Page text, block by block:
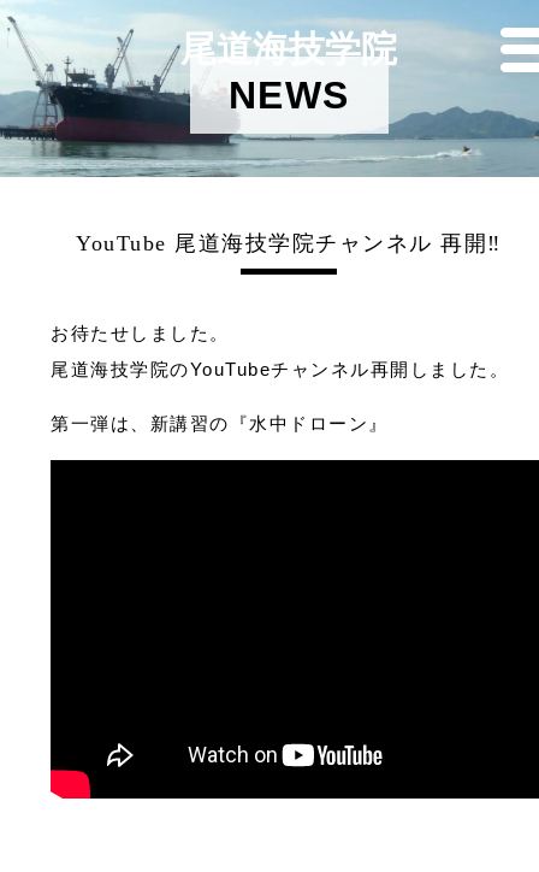
NEWS
YouTube 尾道海技学院チャンネル 再開‼
お待たせしました。
尾道海技学院のYouTubeチャンネル再開しました。
第一弾は、新講習の『水中ドローン』
尾道海技学院